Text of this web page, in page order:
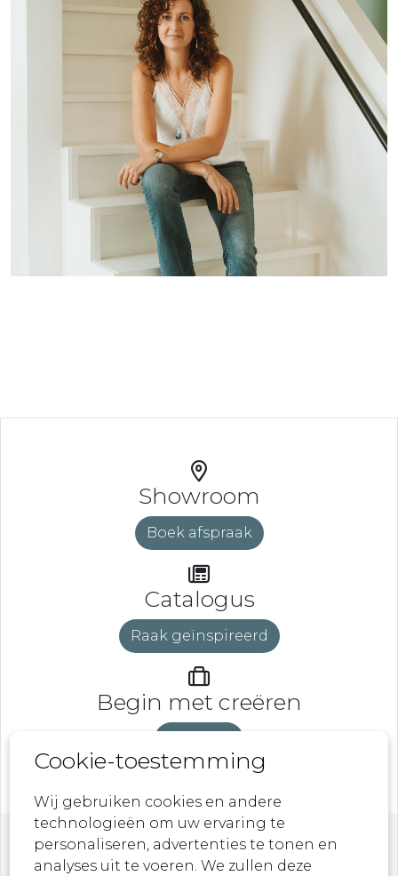
Showroom
Boek afspraak
Catalogus
Raak geïnspireerd
Begin met creëren
Cookie-toestemming
Wij gebruiken cookies en andere
technologieën om uw ervaring te
personaliseren, advertenties te tonen en
analyses uit te voeren. We zullen deze